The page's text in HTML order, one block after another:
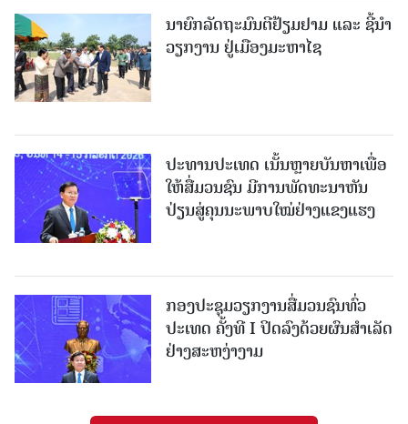
ນາຍົກລັດຖະມົນຕີຢ້ຽມຢາມ ແລະ ຊີ້ນຳ
ວຽກງານ ຢູ່ເມືອງມະຫາໄຊ
ປະທານປະເທດ ເນັ້ນຫຼາຍບັນຫາເພື່ອ
ໃຫ້ສື່ມວນຊົນ ມີການພັດທະນາຫັນ
ປ່ຽນສູ່ຄຸນນະພາບໃໝ່ຢ່າງແຂງແຮງ
ກອງປະຊຸມວຽກງານສື່ມວນຊົນທົ່ວ
ປະເທດ ຄັ້ງທີ I ປິດລົງດ້ວຍຜົນສໍາເລັດ
ຢ່າງສະຫງ່າງາມ